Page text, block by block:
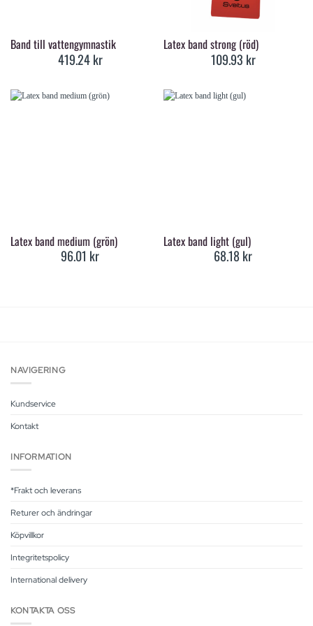
Band till vattengymnastik
419.24kr
Latex band strong (röd)
109.93 kr
Latex band medium (grön)
96.01 kr
Latex band light (gul)
68.18 kr
NAVIGERING
Kundservice
Kontakt
INFORMATION
*Frakt och leverans
Returer och ändringar
Köpvillkor
Integritetspolicy
International delivery
KONTAKTA OSS